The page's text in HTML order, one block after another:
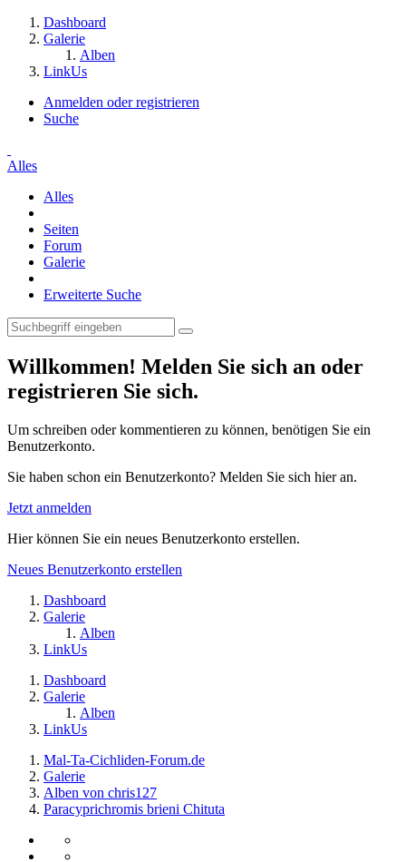
Dashboard
Galerie
Alben
LinkUs
Anmelden oder registrieren
Suche
Alles
Alles
Seiten
Forum
Galerie
Erweiterte Suche
Willkommen! Melden Sie sich an oder
registrieren Sie sich.
Um schreiben oder kommentieren zu können, benötigen Sie ein
Benutzerkonto.
Sie haben schon ein Benutzerkonto? Melden Sie sich hier an.
Jetzt anmelden
Hier können Sie ein neues Benutzerkonto erstellen.
Neues Benutzerkonto erstellen
Dashboard
Galerie
Alben
LinkUs
Dashboard
Galerie
Alben
LinkUs
Mal-Ta-Cichliden-Forum.de
Galerie
Alben von chris127
Paracyprichromis brieni Chituta